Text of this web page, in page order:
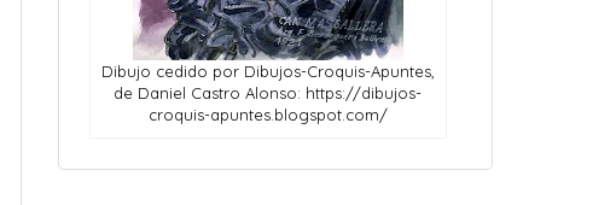
Dibujo cedido por Dibujos-Croquis-Apuntes,
de Daniel Castro Alonso: https://dibujos-
croquis-apuntes.blogspot.com/